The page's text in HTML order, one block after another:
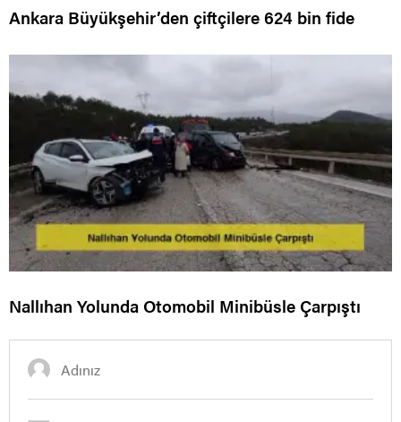
Ankara Büyükşehir’den çiftçilere 624 bin fide
Nallıhan Yolunda Otomobil Minibüsle Çarpıştı